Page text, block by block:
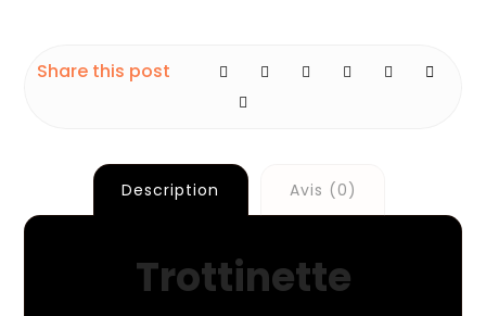
Description Avis (0)
Trottinette